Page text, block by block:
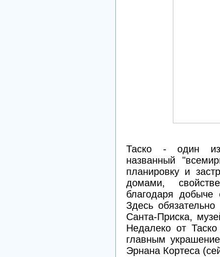
Таско - один из
названный
планировку и
домами,
благодаря добыче
Здесь
Санта-Приска,
Недалеко от
главным
Эрнана Кортеса